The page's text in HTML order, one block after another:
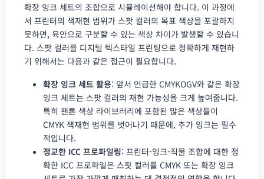
확장 잉크 세트의 조합으로 시뮬레이션해야 합니다. 이 과정에
서 프린터의 색재현 범위가 스팟 컬러의 목표 색상을 포괄하지
못하면, 육안으로 구분할 수 있는 색상 차이가 발생할 수 있습니
다. 스팟 컬러를 디지털 텍스타일 프린팅으로 정확하게 재현하
기 위해서는 다음과 같은 접근이 필요합니다.
확장 잉크 세트 활용: 앞서 언급한 CMYKOGV와 같은 확장
잉크 세트는 스팟 컬러의 재현 가능성을 크게 높여줍니다.
특히 팬톤 색상 라이브러리에 포함된 많은 색상들이
CMYK 색재현 범위를 벗어나기 때문에, 추가 잉크는 필수
적입니다.
정교한 ICC 프로파일링: 프린터-잉크-직물 조합에 대한 정
확한 ICC 프로파일은 스팟 컬러를 CMYK 또는 확장 잉크